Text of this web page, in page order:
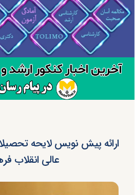
ارائه پیش نویس لایحه
عالی انقلاب